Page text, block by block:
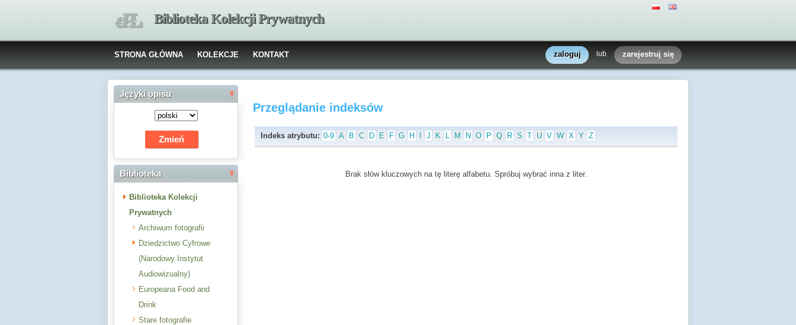
Biblioteka Kolekcji Prywatnych
STRONA GŁÓWNA KOLEKCJE KONTAKT zaloguj lub zarejestruj się
Języki opisu
Biblioteka
Biblioteka Kolekcji
Prywatnych
Archiwum fotografii
Dziedzictwo Cyfrowe
(Narodowy Instytut
Audiowizualny)
Europeana Food and
Drink
Stare fotografie
Przeglądanie indeksów
Indeks atrybutu: 0-9 A B C D E F G H J K L M N O P Q R S T U V W X Y Z
Brak słów kluczowych na tę literę alfabetu. Spróbuj wybrać inna z liter.